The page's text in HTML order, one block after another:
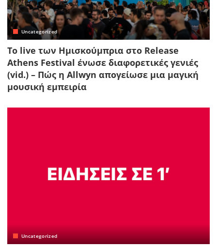
Uncategorized
Το live των Ημισκούμπρια στο Release
Athens Festival ένωσε διαφορετικές γενιές
(vid.) – Πώς η Allwyn απογείωσε μια μαγική
μουσική εμπειρία
Uncategorized